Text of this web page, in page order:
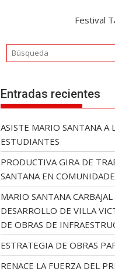
Festival
Entradas recientes
ASISTE MARIO SANTANA A
ESTUDIANTES
PRODUCTIVA GIRA DE
SANTANA EN
MARIO SANTANA
DESARROLLO DE VILLA
DE OBRAS DE
ESTRATEGIA DE OBRAS
RENACE LA FUERZA DEL